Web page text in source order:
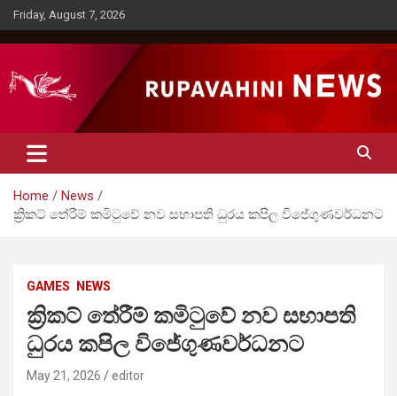
Skip
to
content
Friday, August 7, 2026
Rupavahini News
Home
News
ක්‍රිකට් තේරීම් කමිටුවේ නව සභාපති ධුරය කපිල විජේගුණවර්ධනට
GAMES NEWS
ක්‍රිකට් තේරීම් කමිටුවේ නව සභාපති
ධුරය කපිල විජේගුණවර්ධනට
May 21, 2026 editor